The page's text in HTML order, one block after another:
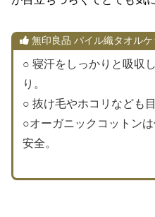
無印良品 パイル織タオルケ
○ 寝汗をしっかりと吸収
り。
○ 抜け毛やホコリなども
○オーガニックコットン
安全。